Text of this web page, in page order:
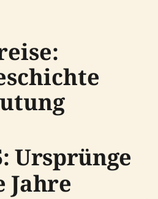
Ursprünge
Jahre